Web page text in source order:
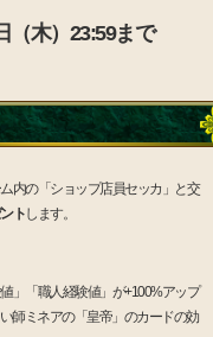
（木）23:59まで
内の「ショップ店員セッカ」と交
トします。
」「職人経験値」が+100%アップ
師ミネアの「皇帝」のカードの効